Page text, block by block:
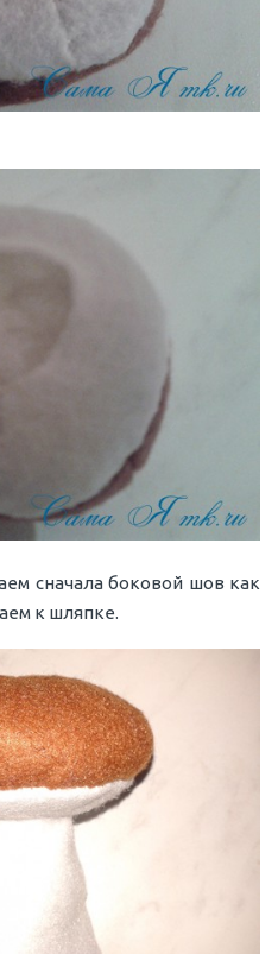
сначала боковой шов как
к шляпке.